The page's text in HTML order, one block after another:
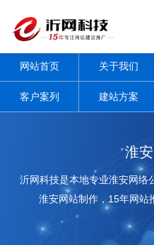
首
页
于
我
新
闻
服
网站首页 关于我们
客户案列 建站方案
淮
沂网科技是本地专业淮安网络
淮安网站制作，15年网站